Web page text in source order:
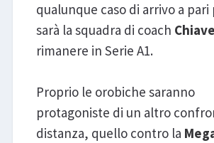
qualunque caso di arrivo a
sarà la squadra di coach
rimanere in Serie A1.
Proprio le orobiche saranno
protagoniste di un altro
distanza, quello contro la